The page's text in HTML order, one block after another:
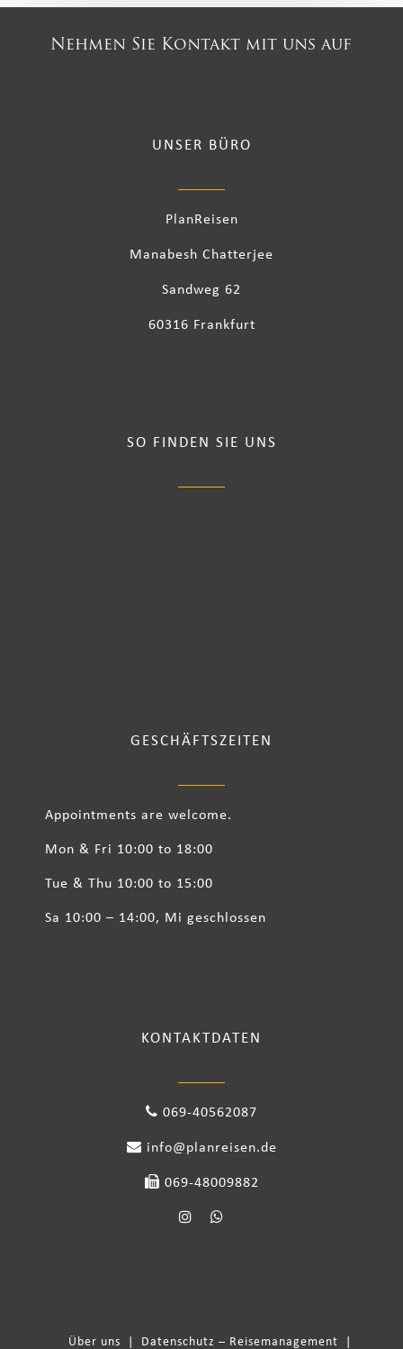
Nehmen Sie Kontakt mit uns auf
UNSER BÜRO
PlanReisen
Manabesh Chatterjee
Sandweg 62
60316 Frankfurt
SO FINDEN SIE UNS
GESCHÄFTSZEITEN
Appointments are welcome.
Mon & Fri 10:00 to 18:00
Tue & Thu 10:00 to 15:00
Sa 10:00 – 14:00, Mi geschlossen
KONTAKTDATEN
069-40562087
info@planreisen.de
069-48009882
Über uns Datenschutz – Reisemanagement